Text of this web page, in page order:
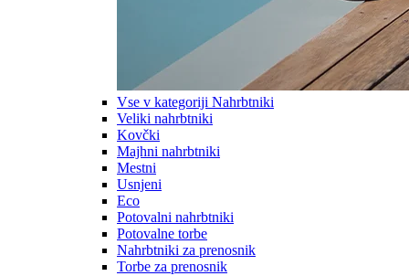
Vse v kategoriji Nahrbtniki
Veliki nahrbtniki
Kovčki
Majhni nahrbtniki
Mestni
Usnjeni
Eco
Potovalni nahrbtniki
Potovalne torbe
Nahrbtniki za prenosnik
Torbe za prenosnik